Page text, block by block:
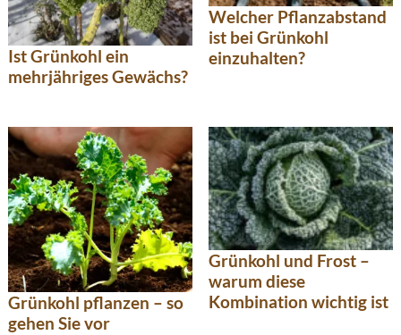
Ist Grünkohl ein
mehrjähriges Gewächs?
Welcher Pflanzabstand
ist bei Grünkohl
einzuhalten?
Grünkohl pflanzen – so
gehen Sie vor
Grünkohl und Frost –
warum diese
Kombination wichtig ist